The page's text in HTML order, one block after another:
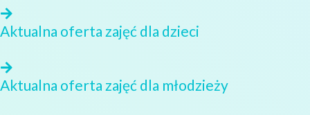
Aktualna oferta zajęć dla dzieci
Aktualna oferta zajęć dla młodzieży